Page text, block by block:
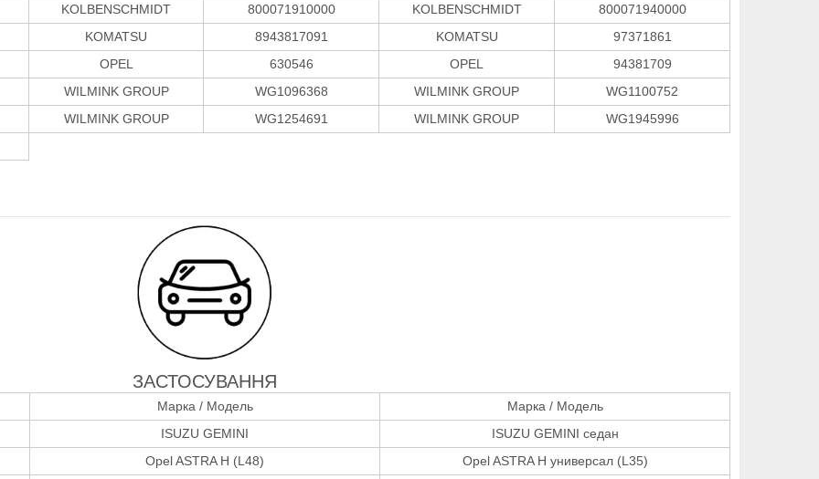
KOLBENSCHMIDT
800071910000 KOLBENSCHMIDT
800071940000
KOMATSU
8943817091 KOMATSU
97371861
OPEL
630546 OPEL
94381709
WILMINK GROUP
WG1096368 WILMINK GROUP
WG1100752
WILMINK GROUP
WG1254691 WILMINK GROUP WG1945996
ЗАСТОСУВАННЯ
Марка / Модель
Марка / Модель
ISUZU GEMINI
ISUZU GEMINI седан
Opel ASTRA H (L48)
Opel ASTRA H универсал (L35)